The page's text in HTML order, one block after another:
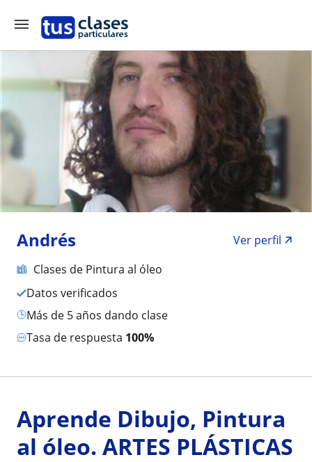
Andrés
Ver perfil
Clases de Pintura al óleo
Datos verificados
más de 5 años dando clase
Tasa de respuesta 100%
Aprende Dibujo, Pintura
al óleo. ARTES PLÁSTICAS